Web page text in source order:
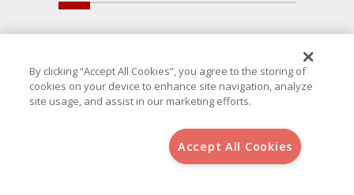
, S.L.U.(B-64405731) c/ San Norberto
By clicking “Accept All Cookies”, you agree to the storing of
cookies on your device to enhance site navigation, analyze
site usage, and assist in our marketing efforts.
Accept All Cookies